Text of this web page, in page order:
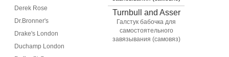
Derek Rose
Dr.Bronner's
Drake's London
Duchamp London
Turnbull and Asser
Галстук бабочка для
самостоятельного
завязывания (самовяз)